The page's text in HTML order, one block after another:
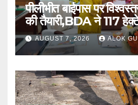
पीलीभीत बाईपास पर
की तैयारी,BDA ने 117
AUGUST 7, 2026 ALOK